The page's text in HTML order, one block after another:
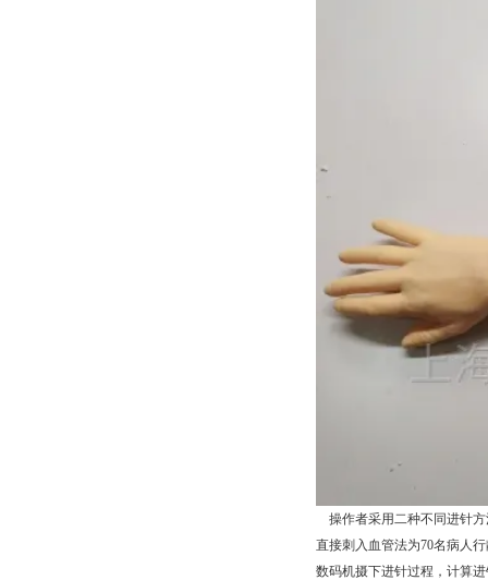
操作者采用二种不同进针方
直接刺入血管法为70名病人
数码机摄下进针过程，计算